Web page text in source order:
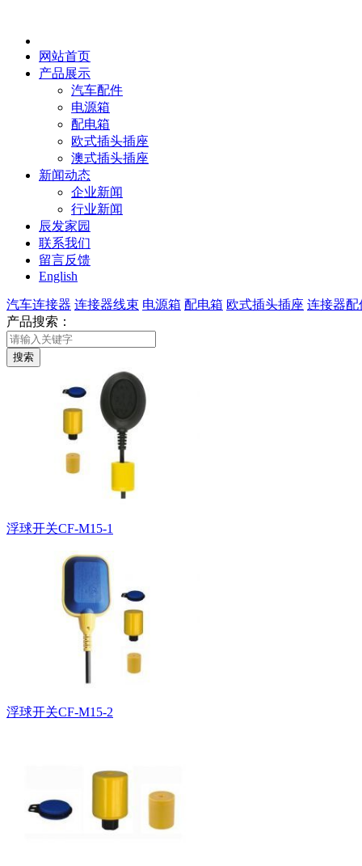
网站首页
产品展示
汽车配件
电源箱
配电箱
欧式插头插座
澳式插头插座
新闻动态
企业新闻
行业新闻
辰发家园
联系我们
留言反馈
English
汽车连接器 连接器线束 电源箱 配电箱 欧式插头插座 连接器配
产品搜索：
浮球开关CF-M15-1
浮球开关CF-M15-2